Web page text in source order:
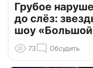
Грубое
до слёз:
шоу
73 Обсудить